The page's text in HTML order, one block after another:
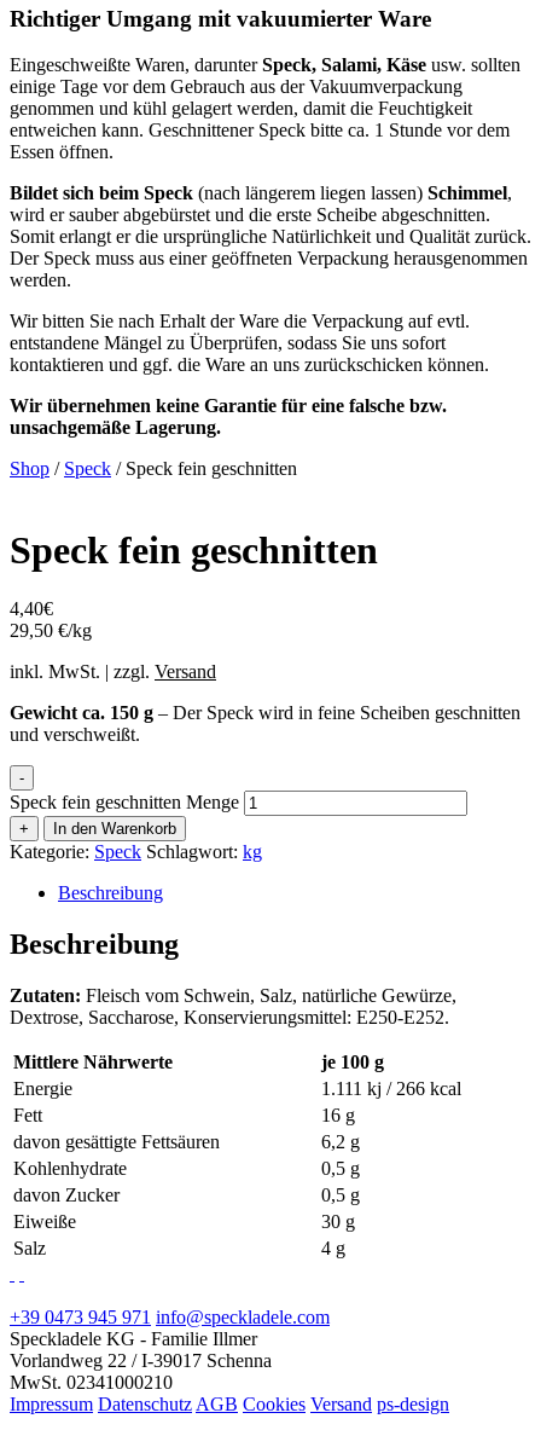
Richtiger Umgang mit vakuumierter Ware
Eingeschweißte Waren, darunterSpeck, Salami, Käse usw. sollten
einige Tage vor dem Gebrauch aus der Vakuumverpackung
genommen und kühl gelagert werden, damit die Feuchtigkeit
entweichen kann. Geschnittener Speck bitte ca. 1 Stunde vor dem
Essen öffnen.
Bildet sich beim Speck (nach längerem liegen lassen) Schimmel,
wird er sauber abgebürstet und die erste Scheibe abgeschnitten.
Somit erlangt er die ursprüngliche Natürlichkeit und Qualität zurück.
Der Speck muss aus einer geöffneten Verpackung herausgenommen
werden.
Wir bitten Sie nach Erhalt der Ware die Verpackung auf evtl.
entstandene Mängel zu Überprüfen, sodass Sie uns sofort
kontaktieren und ggf. die Ware an uns zurückschicken können.
Wir übernehmen keine Garantie für eine falsche bzw.
unsachgemäße Lagerung.
Shop / Speck / Speck fein geschnitten
Speck fein geschnitten
4,40€
29,50 €/kg
inkl. MwSt. | zzgl. Versand
Gewicht ca. 150 g – Der Speck wird in feine Scheiben geschnitten
und verschweißt.
-
Speck fein geschnitten Menge
+ In den Warenkorb
Kategorie: Speck Schlagwort: kg
Beschreibung
Beschreibung
Zutaten: Fleisch vom Schwein, Salz, natürliche Gewürze,
Dextrose, Saccharose, Konservierungsmittel: E250-E252.
Mittlere Nährwerte
je 100 g
Energie
1.111 kj / 266 kcal
Fett
16 g
davon gesättigte Fettsäuren
6,2 g
Kohlenhydrate
0,5 g
davon Zucker
0,5 g
Eiweiße
30 g
Salz
4 g
+39 0473 945 971 info@speckladele.com
Speckladele KG - Familie Illmer
Vorlandweg 22 / I-39017 Schenna
MwSt. 02341000210
Impressum Datenschutz AGB Cookies Versand ps-design